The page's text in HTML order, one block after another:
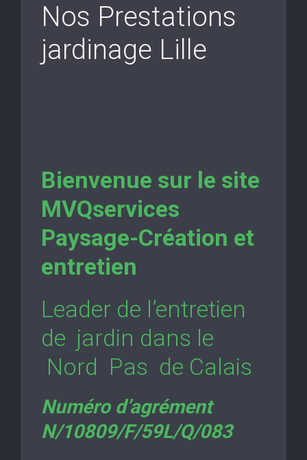
Nos Prestations
jardinage Lille
Bienvenue sur le site
MVQservices
Paysage-Création et
entretien
Leader de l’entretien
de jardin dans le
Nord Pas de Calais
Numéro d’agrément
N/10809/F/59L/Q/083